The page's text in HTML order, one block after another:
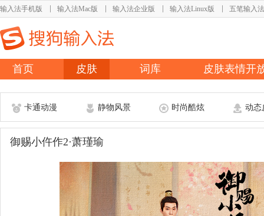
输入法手机版 输入法Mac版 输入法企业版 输入法Linux版 五笔输入法
首页 皮肤 词库 皮肤表情开
卡通动漫 静物风景 时尚酷炫 动态
御赐小仵作2·萧瑾瑜